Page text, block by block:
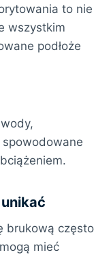
to nie
wszystkim
podłoże
spowodowane
brukową często
mieć